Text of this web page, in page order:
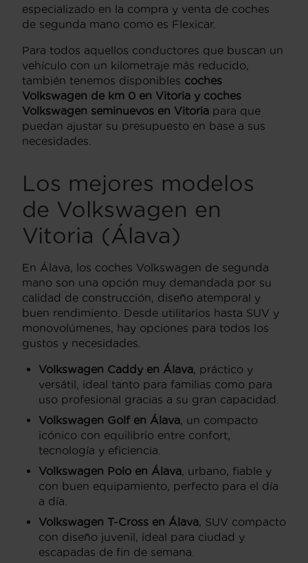
especializado en la compra y venta de coches
de segunda mano como es Flexicar.
Para todos aquellos conductores que buscan un
vehículo con un kilometraje más reducido,
también tenemos disponibles coches
Volkswagen de km 0 en Vitoria y coches
Volkswagen seminuevos en Vitoria para que
puedan ajustar su presupuesto en base a sus
necesidades.
Los mejores modelos
de Volkswagen en
Vitoria (Álava)
En Álava, los coches Volkswagen de segunda
mano son una opción muy demandada por su
calidad de construcción, diseño atemporal y
buen rendimiento. Desde utilitarios hasta SUV y
monovolúmenes, hay opciones para todos los
gustos y necesidades.
Volkswagen Caddy en Álava , práctico y
versátil, ideal tanto para familias como para
uso profesional gracias a su gran capacidad.
Volkswagen Golf en Álava , un compacto
icónico con equilibrio entre confort,
tecnología y eficiencia.
Volkswagen Polo en Álava , urbano, fiable y
con buen equipamiento, perfecto para el día
a día.
Volkswagen T-Cross en Álava , SUV compacto
con diseño juvenil, ideal para ciudad y
escapadas de fin de semana.